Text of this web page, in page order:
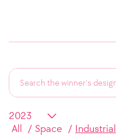
All Space Industrial